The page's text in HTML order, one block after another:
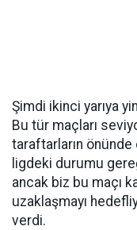
Şimdi ikinci yarıya
Bu tür maçları
taraftarların
ligdeki durumu
ancak biz bu maçı
uzaklaşmayı
verdi.